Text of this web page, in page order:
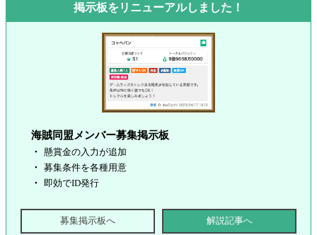
掲示板をリニューアルしました！
海賊同盟メンバー募集掲示板
懸賞金の入力が追加
募集条件を各種用意
即効でID発行
募集掲示板へ 解説記事へ